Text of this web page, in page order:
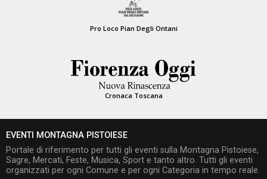
Pro Loco Pian Degli Ontani
Cronaca Toscana
EVENTI MONTAGNA PISTOIESE
Portale di riferimento per tutti gli eventi sulla Montagna Pistoiese,
Sagre, Mercati, Feste, Musica, Sport e tanto altro. Tutti gli eventi
organizzati per ogni Comune e per ogni Categoria in tempo reale.